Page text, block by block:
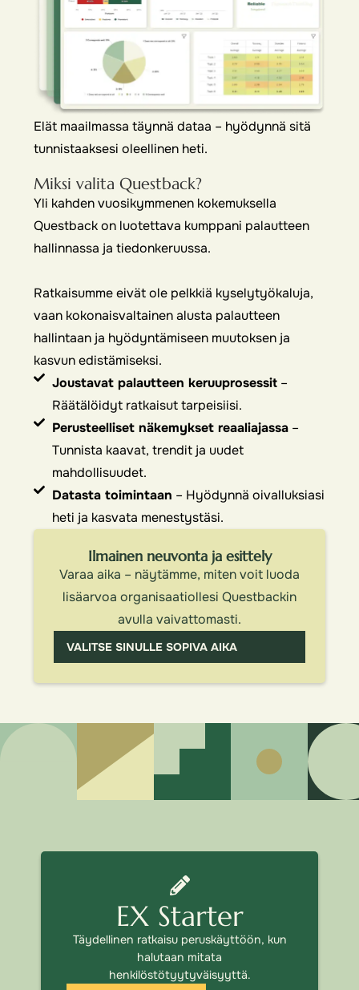
Elät maailmassa täynnä dataa – hyödynnä sitä
tunnistaaksesi oleellinen heti.
Miksi valita Questback?
Yli kahden vuosikymmenen kokemuksella
Questback on luotettava kumppani palautteen
hallinnassa ja tiedonkeruussa.
Ratkaisumme eivät ole pelkkiä kyselytyökaluja,
vaan kokonaisvaltainen alusta palautteen
hallintaan ja hyödyntämiseen muutoksen ja
kasvun edistämiseksi.
Joustavat palautteen keruuprosessit–
Räätälöidyt ratkaisut tarpeisiisi.
Perusteelliset näkemykset reaaliajassa–
Tunnista kaavat, trendit ja uudet
mahdollisuudet.
Datasta toimintaan – Hyödynnä oivalluksiasi
heti ja kasvata menestystäsi.
Ilmainen neuvonta ja esittely
Varaa aika – näytämme, miten voit luoda
lisäarvoa organisaatiollesi Questbackin
avulla vaivattomasti.
VALITSE SINULLE SOPIVA AIKA
EX Starter
Täydellinen ratkaisu peruskäyttöön, kun
halutaan mitata
henkilöstötyytyväisyyttä.